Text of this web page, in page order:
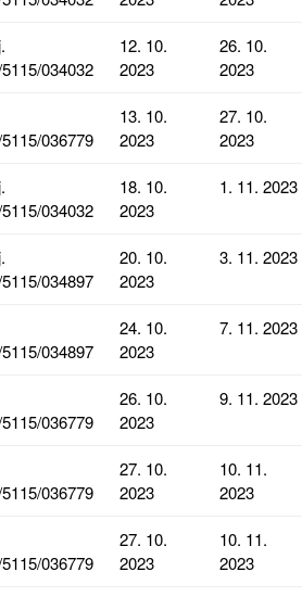
034032
12. 10.
2023
26. 10.
2023
036779
13. 10.
2023
27. 10.
2023
034032
18. 10.
2023
1. 11. 2023
034897
20. 10.
2023
3. 11. 2023
034897
24. 10.
2023
7. 11. 2023
036779
26. 10.
2023
9. 11. 2023
036779
27. 10.
2023
10. 11.
2023
036779
27. 10.
2023
10. 11.
2023